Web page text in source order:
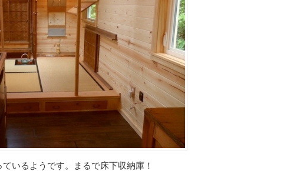
いるようです。まるで床下収納庫！